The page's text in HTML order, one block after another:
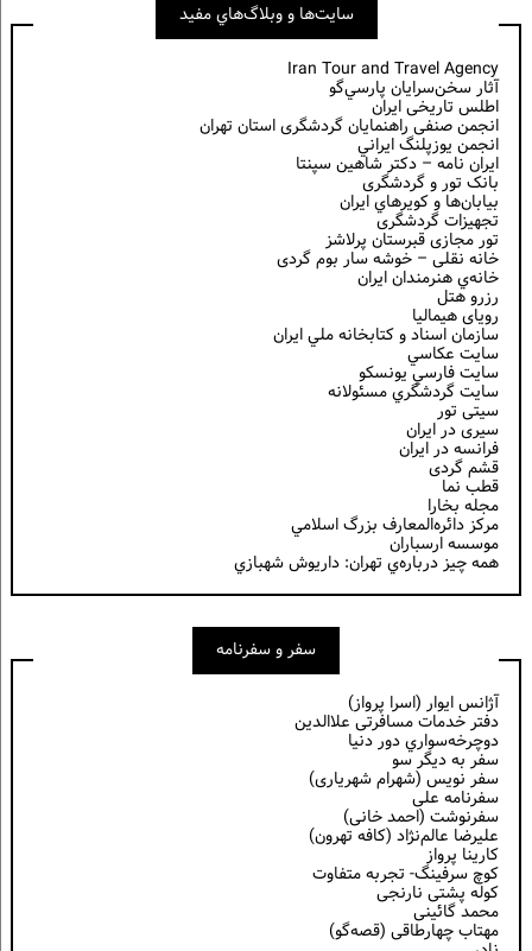
سايت‌ها و وبلاگ‌هاي مفيد
Iran Tour and Travel Agency
آثار سخن‌سرايان پارسي‌گو
اطلس تاریخی ایران
انجمن صنفی راهنمایان گردشگری استان تهران
انجمن يوزپلنگ ايراني
ایران نامه – دکتر شاهین سپنتا
بانک تور و گردشگری
بيابان‌ها و كويرهاي ايران
تجهیزات گردشگری
تور مجازی قبرستان پرلاشز
خانه نقلی – خوشه سار بوم گردی
خانه‌ي هنرمندان ايران
رزرو هتل
رویای هیمالیا
سازمان اسناد و كتابخانه ملي ايران
سايت عكاسي
سايت فارسي يونسكو
سايت گردشگري مسئولانه
سیتی تور
سیری در ایران
فرانسه در ايران
قشم گردی
قطب نما
مجله بخارا
مركز دائره‌المعارف بزرگ اسلامي
موسسه ارسباران
همه چيز درباره‌ي تهران: داريوش شهبازي
سفر و سفرنامه
آژانس ایوار (اسرا پرواز)
دفتر خدمات مسافرتی علاالدین
دوچرخه‌سواري دور دنيا
سفر به دیگر سو
سفر نویس (شهرام شهریاری)
سفرنامه علی
سفرنوشت (احمد خانی)
عليرضا عالم‌نژاد (كافه تهرون)
کارینا پرواز
کوچ سرفینگ- تجربه متفاوت
کوله پشتی نارنجی
محمد گائینی
مهتاب چهارطاقی (قصه‌گو)